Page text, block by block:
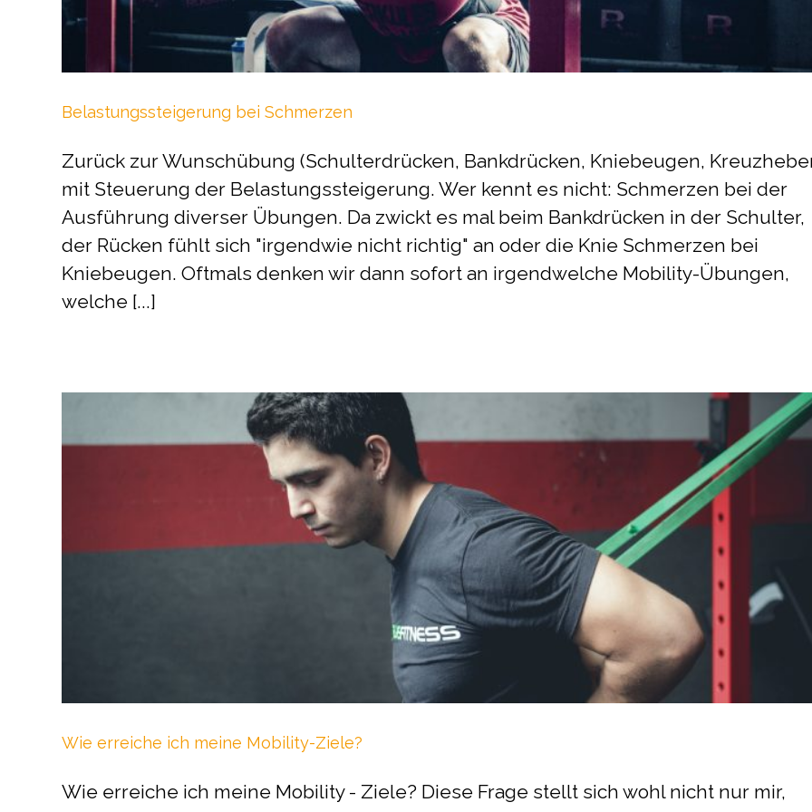
Belastungssteigerung bei Schmerzen
Zurück zur Wunschübung (Schulterdrücken, Bankdrücken, Kniebeugen,
mit Steuerung der Belastungssteigerung. Wer kennt es nicht: Schmerzen bei der
Ausführung diverser Übungen. Da zwickt es mal beim Bankdrücken in der Schulter,
der Rücken fühlt sich "irgendwie nicht richtig" an oder die Knie Schmerzen bei
Kniebeugen. Oftmals denken wir dann sofort an irgendwelche Mobility-Übungen,
welche [...]
Wie erreiche ich meine Mobility-Ziele?
Wie erreiche ich meine Mobility - Ziele? Diese Frage stellt sich wohl nicht nur mir,